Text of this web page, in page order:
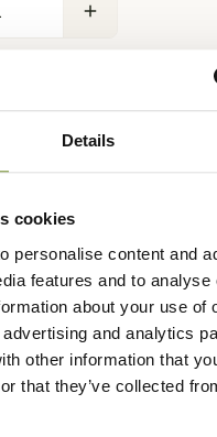
Details
cookies
personalise content and
features and to analyse
about your use of
and analytics
other information that
that they’ve collected
add
Ajouter au panier
contain at least € 100,00 of
rewards.
ou
sous
Paiement